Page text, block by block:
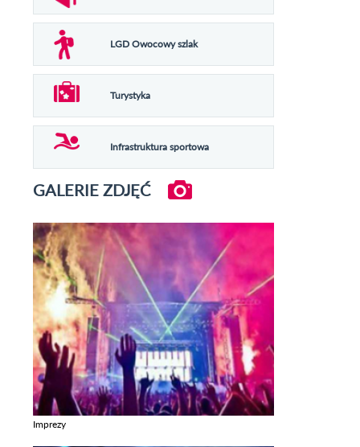
LGD Owocowy szlak
Turystyka
Infrastruktura sportowa
GALERIE ZDJĘĆ
Imprezy